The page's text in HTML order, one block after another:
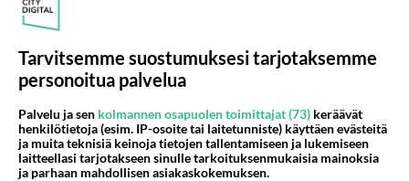
Tarvitsemme suostumuksesi tarjotaksemme
personoitua palvelua
Palvelu ja sen kolmannen osapuolen toimittajat (73) keräävät
henkilötietoja (esim. IP-osoite tai laitetunniste) käyttäen evästeitä
ja muita teknisiä keinoja tietojen tallentamiseen ja lukemiseen
laitteellasi tarjotakseen sinulle tarkoituksenmukaisia mainoksia
ja parhaan mahdollisen asiakaskokemuksen.